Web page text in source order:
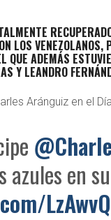
LOS VENEZOLANOS,
ADEMÁS
Y LEANDRO
Aránguiz en el
azules en